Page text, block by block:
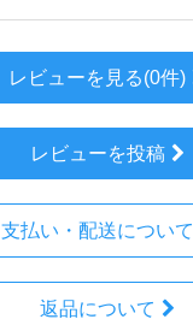
レビューを見る(0件)
レビューを投稿
支払い・配送について
返品について